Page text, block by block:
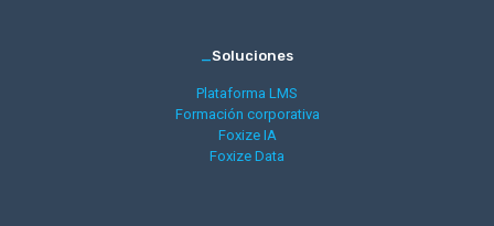
Soluciones
Plataforma LMS
Formación corporativa
Foxize IA
Foxize Data